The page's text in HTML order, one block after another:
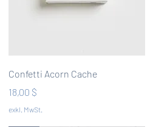
Schnellansicht
Confetti Acorn Cache
Preis
18,00 $
exkl. MwSt.